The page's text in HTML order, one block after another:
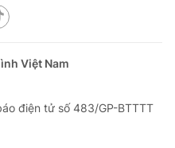
Việt Nam
điện tử số 483/GP-BTTTT